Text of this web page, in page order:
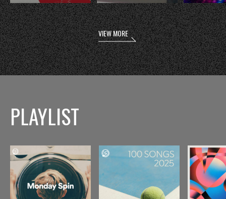
VIEW MORE
PLAYLIST